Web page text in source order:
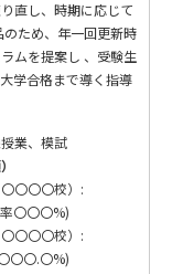
直し、時期に応じて
ため、年一回更新時
ムを提案し 、受験生
学合格まで導く指導
業、模試
〇〇〇校）:
〇〇〇%)
〇〇〇校）:
〇〇.〇%)